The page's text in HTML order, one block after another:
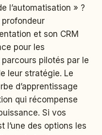
l’automatisation » ?
et son CRM
pour les
pilotés par le
leur stratégie. Le
d’apprentissage
qui récompense
Si vos
l’une des options les